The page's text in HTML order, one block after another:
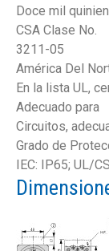
Doce mil
CSA Clase No.
3211-05
América Del
En la lista UL,
Adecuado para
Circuitos,
Grado de
IEC: IP65; UL/